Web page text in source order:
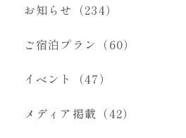
お知らせ（234）
ご宿泊プラン（60）
イベント（47）
メディア掲載（42）